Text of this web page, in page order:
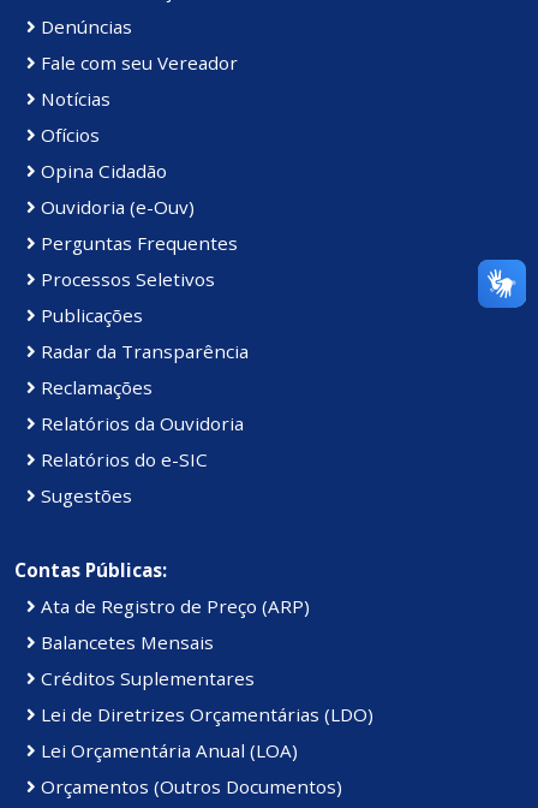
Denúncias
Fale com seu Vereador
Notícias
Ofícios
Opina Cidadão
Ouvidoria (e-Ouv)
Perguntas Frequentes
Processos Seletivos
Publicações
Radar da Transparência
Reclamações
Relatórios da Ouvidoria
Relatórios do e-SIC
Sugestões
Contas Públicas:
Ata de Registro de Preço (ARP)
Balancetes Mensais
Créditos Suplementares
Lei de Diretrizes Orçamentárias (LDO)
Lei Orçamentária Anual (LOA)
Orçamentos (Outros Documentos)